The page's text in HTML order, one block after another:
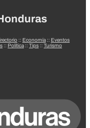
:: Economía:: Eventos
:: Política:: Tips :: Turismo